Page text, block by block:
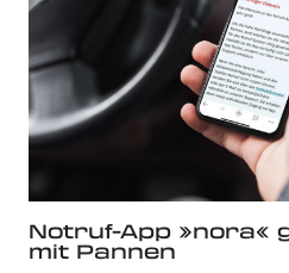
Notruf-App »nora«
mit Pannen